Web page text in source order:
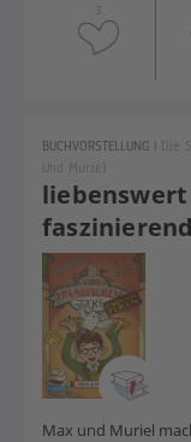
3
liebenswert
faszinierend
BUCHVORSTELLUNG | Die
Und Muriel
Max und Muriel